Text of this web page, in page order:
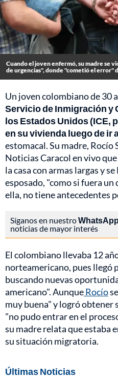
Cuando el joven enfermó, su madre se
de urgencias", donde "cometió el error"
Un joven colombiano de 30
Servicio de Inmigración y
los Estados Unidos(ICE,
en su vivienda luego de ir
estomacal. Su madre, Rocío
Noticias Caracol en vivo
la casa con armas largas y
esposado, "como si fuera
ella, no tiene antecedentes
Síganos en nuestro
noticias de mayor interés
El colombiano llevaba 12
norteamericano, pues llegó
buscando nuevas
americano". AunqueRocío
muy buena" y logró obtener
"no pudo entrar en el
su madre relata que estaba
su situación migratoria.
Últimas Noticias